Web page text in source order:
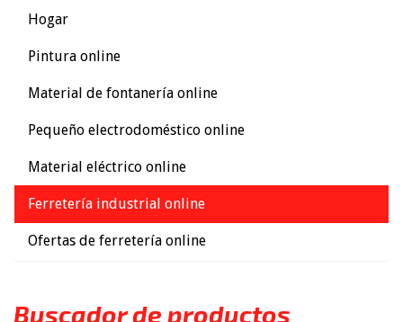
Hogar
Pintura online
Material de fontanería online
Pequeño electrodoméstico online
Material eléctrico online
Ferretería industrial online
Ofertas de ferretería online
Buscador de productos